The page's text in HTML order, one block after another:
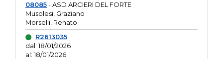
08085- ASD ARCIERI DEL FORTE
Musolesi, Graziano
Morselli, Renato
R2613035
dal: 18/01/2026
al: 18/01/2026